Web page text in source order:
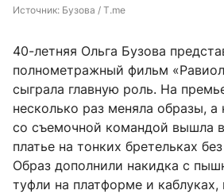
Источник: Бузова / T.me
40-летняя Ольга Бузова
полнометражный фильм
сыграла главную роль. На
несколько раз меняла образы, а
со съемочной командой вышла
платье на тонких бретельках
Образ дополнили накидка с
туфли на платформе и каблуках,